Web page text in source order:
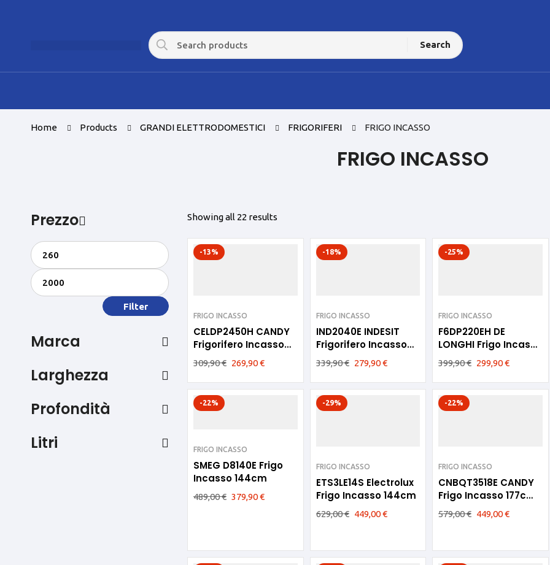
Search
Home Products GRANDI ELETTRODOMESTICI FRIGORIFERI FRIGO INCASSO
FRIGO INCASSO
Prezzo
Filter
Marca
Larghezza
Profondità
Litri
Showing all 22 results
-13%
FRIGO INCASSO
CELDP2450H CANDY
Frigorifero Incasso
144CM
309,90€ 269,90€
-18%
FRIGO INCASSO
IND2040E INDESIT
Frigorifero Incasso
144cm
339,90€ 279,90€
-25%
FRIGO INCASSO
F6DP220EH DE
LONGHI Frigo Incasso
144cm
399,90€ 299,90€
-22%
FRIGO INCASSO
SMEG D8140E Frigo
Incasso 144cm
489,00€ 379,90€
-29%
FRIGO INCASSO
ETS3LE14S Electrolux
Frigo Incasso 144cm
629,00€ 449,00€
-22%
FRIGO INCASSO
CNBQT3518E CANDY
Frigo Incasso 177cm
E
579,00€ 449,00€